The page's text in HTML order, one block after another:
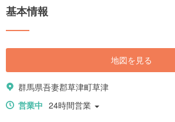
通、イベント情報まで、草津温泉への旅行の魅力をまとめてご紹
基本情報
地図を見る
群馬県吾妻郡草津町草津
営業中 24時間営業